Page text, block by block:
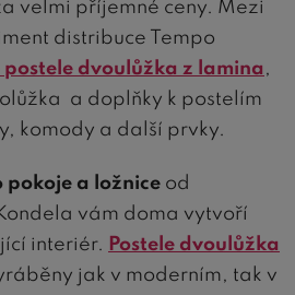
velmi příjemné ceny. Mezi
distribuce Tempo
postele dvoulůžka z lamina ,
a doplňky k postelím
komody a další prvky.
pokoje a ložnice od
vám doma vytvoří
interiér. Postele dvoulůžka
jak v moderním, tak v